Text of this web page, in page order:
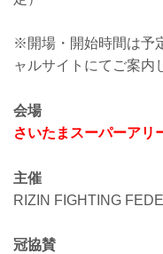
※開場・開始時間は予
ャルサイトにてご案内
会場
さいたまスーパーアリ
主催
RIZIN FIGHTING
冠協賛